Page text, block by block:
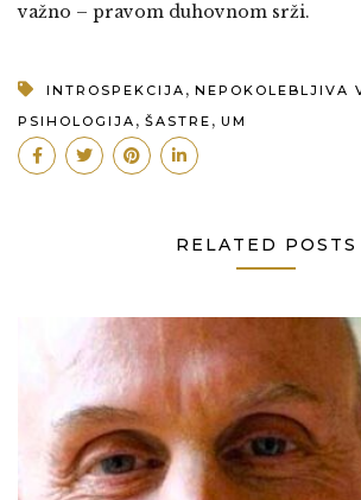
važno – pravom duhovnom srži.
INTROSPEKCIJA , NEPOKOLEBLJIVA
PSIHOLOGIJA , ŠASTRE , UM
RELATED POSTS